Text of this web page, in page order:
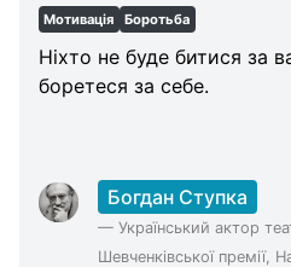
Мотивація Боротьба
Ніхто не буде битися за
боретеся за себе.
Богдан Ступка
— Український актор
Шевченківської премії,